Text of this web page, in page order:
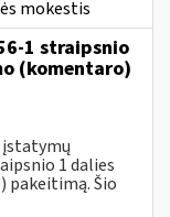
mokestis
1 straipsnio
(komentaro)
įstatymų
1 dalies
Šio